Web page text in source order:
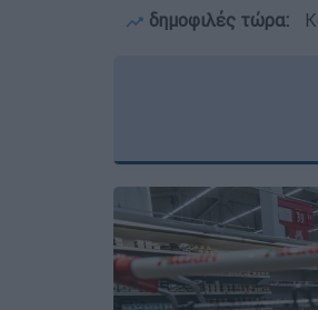
δημοφιλές τώρα: